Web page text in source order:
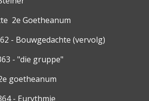
Goetheanum
Bouwgedachte (vervolg)
"die gruppe"
- Eurythmie